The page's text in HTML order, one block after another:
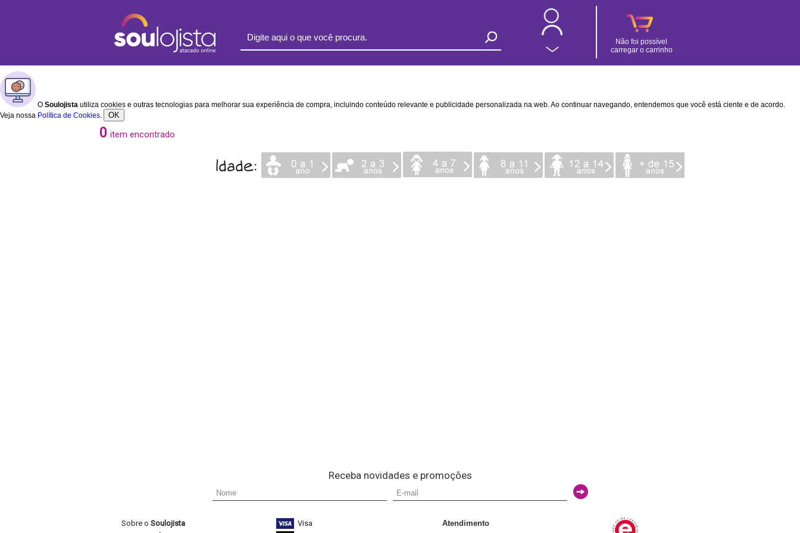
Não foi possível
carregar o carrinho
O Soulojista utiliza cookies e outras tecnologias para melhorar sua experiência de compra, incluindo conteúdo relevante e publicidade personalizada na web. Ao continuar navegando, entendemos que você está ciente e de acordo.
Veja nossa Política de Cookies. OK
0 item encontrado
Receba novidades e promoções
Sobre o Soulojista
Visa
Atendimento